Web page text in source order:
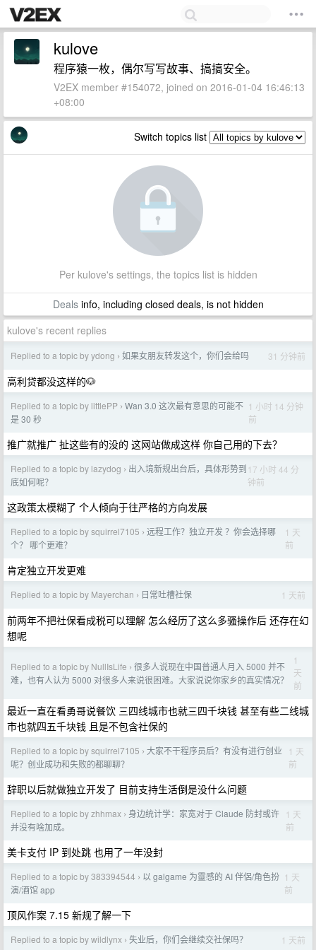
kulove
程序猿一枚，偶尔写写故事、搞搞安全。
V2EX member #154072, joined on 2016-01-04 16:46:13
+08:00
Switch topics list
Per kulove's settings, the topics list is hidden
Dealsinfo, including closed deals, is not hidden
kulove's recent replies
Replied to a topic by ydong › 如果女朋友转发这个，你们会给吗 31 分钟前
高利贷都没这样的🐶
Replied to a topic by littlePP › Wan 3.0 这次最有意思的可能不
是 30 秒
1 小时 14 分钟
前
推广就推广 扯这些有的没的 这网站做成这样 你自己用的下去？
Replied to a topic by lazydog › 出入境新规出台后，具体形势到
底如何呢？
17 小时 44 分
钟前
这政策太模糊了 个人倾向于往严格的方向发展
Replied to a topic by squirrel7105 › 远程工作？独立开发 ？你会选择哪
个？ 哪个更难？
1 天
前
肯定独立开发更难
Replied to a topic by Mayerchan › 日常吐槽社保 1 天前
前两年不把社保看成税可以理解 怎么经历了这么多骚操作后 还存在幻
想呢
Replied to a topic by NullIsLife › 很多人说现在中国普通人月入 5000 并不
难，也有人认为 5000 对很多人来说很困难。大家说说你家乡的真实情况？
1
天
前
最近一直在看勇哥说餐饮 三四线城市也就三四千块钱 甚至有些二线城
市也就四五千块钱 且是不包含社保的
Replied to a topic by squirrel7105 › 大家不干程序员后？有没有进行创业
呢？创业成功和失败的都聊聊？
1 天
前
辞职以后就做独立开发了 目前支持生活倒是没什么问题
Replied to a topic by zhhmax › 身边统计学：家宽对于 Claude 防封或许
并没有啥加成。
1 天
前
美卡支付 IP 到处跳 也用了一年没封
Replied to a topic by 383394544 › 以 galgame 为靈感的 AI 伴侶/角色扮
演/酒馆 app
1 天
前
顶风作案 7.15 新规了解一下
Replied to a topic by wildlynx › 失业后，你们会继续交社保吗？ 1 天前